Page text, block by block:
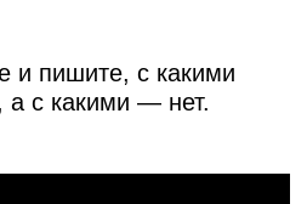
и пишите, с какими
а с какими — нет.